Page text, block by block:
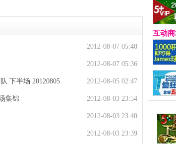
2012-08-07 05:48
2012-08-07 05:36
2012-08-05 02:47
下半场 20120805
2012-08-03 23:54
集锦
2012-08-03 23:40
2012-08-03 23:39
互动